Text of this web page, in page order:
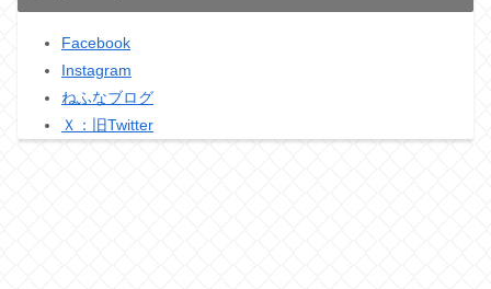
Facebook
Instagram
ねふなブログ
Ｘ：旧Twitter